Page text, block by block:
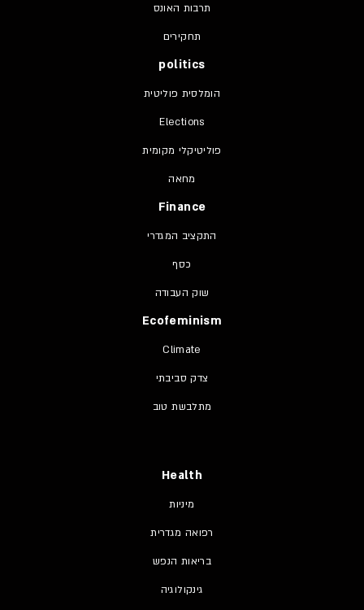
תרבות האונס
תחקירים
politics
הומלסית פוליטית
Elections
פוליטיקלי מקומית
מחאה
Finance
התקציב המגדרי
כסף
שוק העבודה
Ecofeminism
Climate
צדק סביבתי
מתלבשת טוב
Health
מיניות
רפואה מגדרית
בריאות הנפש
גינקולוגיה